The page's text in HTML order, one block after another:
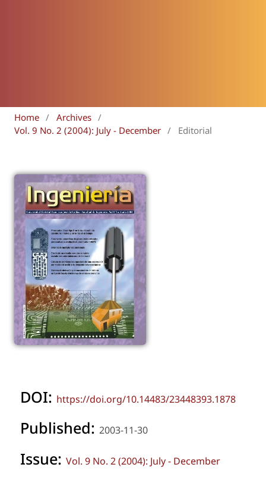
Home / Archives /
Vol. 9 No. 2 (2004): July - December / Editorial
DOI: https://doi.org/10.14483/23448393.1878
Published: 2003-11-30
Issue: Vol. 9 No. 2 (2004): July - December